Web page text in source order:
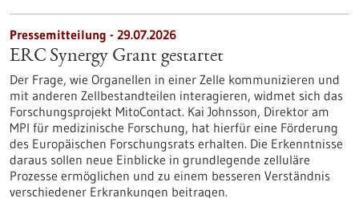
Pressemitteilung - 29.07.2026
ERC Synergy Grant gestartet
Der Frage, wie Organellen in einer Zelle kommunizieren und
mit anderen Zellbestandteilen interagieren, widmet sich das
Forschungsprojekt MitoContact. Kai Johnsson, Direktor am
MPI für medizinische Forschung, hat hierfür eine Förderung
des Europäischen Forschungsrats erhalten. Die Erkenntnisse
daraus sollen neue Einblicke in grundlegende zelluläre
Prozesse ermöglichen und zu einem besseren Verständnis
verschiedener Erkrankungen beitragen.